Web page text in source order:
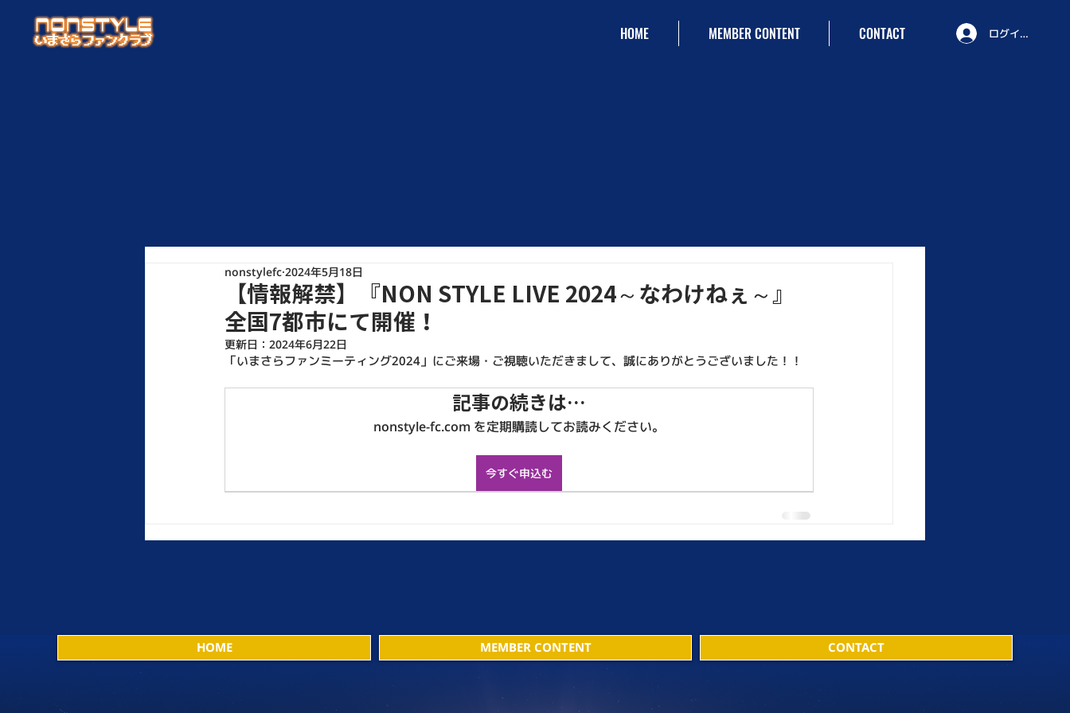
HOME MEMBER CONTENT CONTACT ログイン
【情報解禁】『NON STYLE LIVE 2024～なわけねぇ～』
全国7都市にて開催！
nonstylefc 2024年5月18日
更新日： 2024年6月22日
「いまさらファンミーティング2024」にご来場・ご視聴いただきまして、誠にありがとうございました！！
記事の続きは…
nonstyle-fc.com を定期購読してお読みください。
今すぐ申込む
HOME MEMBER CONTENT CONTACT